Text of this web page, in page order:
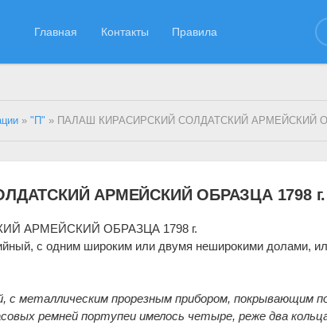
Главная Контакты Правила
»"П" » ПАЛАШ КИРАСИРСКИЙ СОЛДАТСКИЙ АРМЕЙСКИЙ
АРМЕЙСКИЙ ОБРАЗЦА 1798 г.
АРМЕЙСКИЙ ОБРАЗЦА 1798 г.
с одним широким или двумя неширокими долами,
с металлическим прорезным прибором, покрывающим
ремней портупеи имелось четыре, реже два